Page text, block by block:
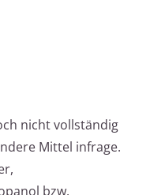
nicht vollständig
Mittel infrage.
bzw.